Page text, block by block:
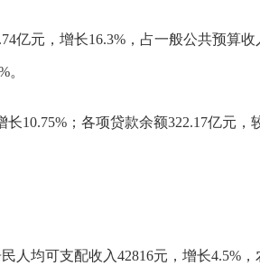
亿元，增长16.3%，占一般公共预算
。
10.75%；各项贷款余额322.17亿元，
均可支配收入42816元，增长4.5%